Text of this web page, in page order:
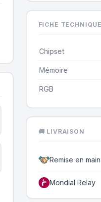
FICHE TECHNIQUE
Chipset
Mémoire
RGB
🚚 LIVRAISON
Remise en
Mondial Relay